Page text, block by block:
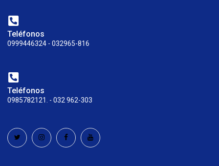
Teléfonos
0999446324 - 032965-816
Teléfonos
0985782121. - 032 962-303